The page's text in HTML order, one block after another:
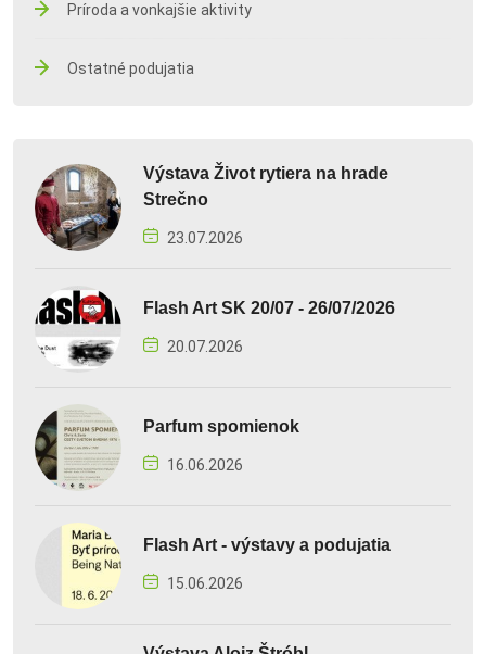
Príroda a vonkajšie aktivity
Ostatné podujatia
Výstava Život rytiera na hrade
Strečno
23.07.2026
Flash Art SK 20/07 - 26/07/2026
20.07.2026
Parfum spomienok
16.06.2026
Flash Art - výstavy a podujatia
15.06.2026